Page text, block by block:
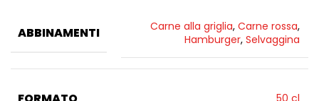
ABBINAMENTI Carne alla griglia, Carne rossa,
Hamburger, Selvaggina